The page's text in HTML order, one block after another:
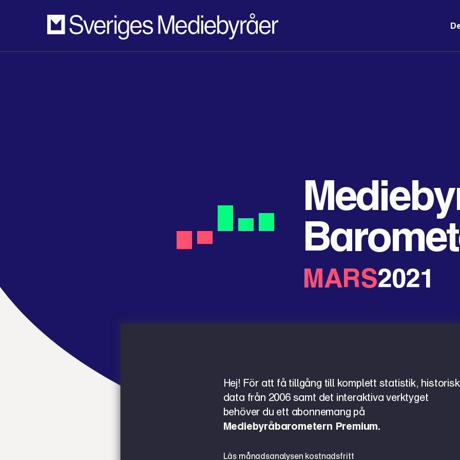
MARS2021
Hej! För att få tillgång till komplett statistik, historisk
data från 2006 samt det interaktiva verktyget
behöver du ett abonnemang på
Mediebyråbarometern Premium.
Läs månadsanalysen kostnadsfritt